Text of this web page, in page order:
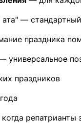
—
праздника
универсальное
праздников
когда